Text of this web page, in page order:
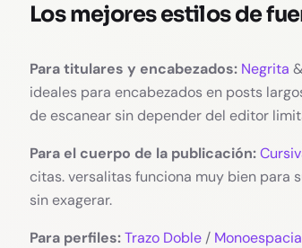
Los mejores estilos de
Para titulares y encabezados: Negrita &
ideales para encabezados en posts
de escanear sin depender del editor
Para el cuerpo de la publicación:
citas. versalitas funciona muy bien para
sin exagerar.
Para perfiles:Trazo Doble /